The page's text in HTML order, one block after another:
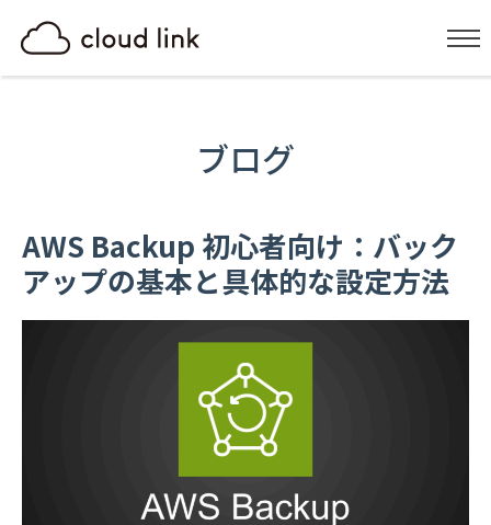
ブログ
AWS Backup 初心者向け：バック
アップの基本と具体的な設定方法